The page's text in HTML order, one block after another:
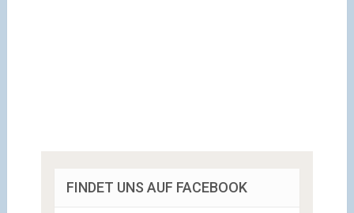
FINDET UNS AUF FACEBOOK